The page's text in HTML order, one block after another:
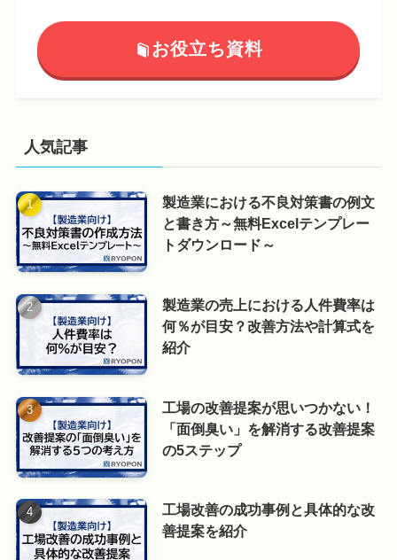
お役立ち資料
人気記事
製造業における不良対策書の例文
と書き方～無料Excelテンプレー
トダウンロード～
製造業の売上における人件費率は
何％が目安？改善方法や計算式を
紹介
工場の改善提案が思いつかない！
「面倒臭い」を解消する改善提案
の5ステップ
工場改善の成功事例と具体的な改
善提案を紹介